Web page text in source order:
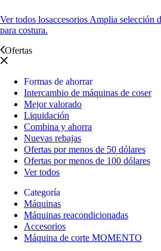
Ver todos losaccesorios Amplia selección
para costura.
Ofertas
Formas de ahorrar
Intercambio de máquinas de coser
Mejor valorado
Liquidación
Combina y ahorra
Nuevas rebajas
Ofertas por menos de 50 dólares
Ofertas por menos de 100 dólares
Ver todos
Categoría
Máquinas
Máquinas reacondicionadas
Accesorios
Máquina de corte MOMENTO